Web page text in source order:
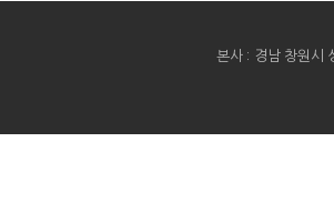
본사 : 경남 창원